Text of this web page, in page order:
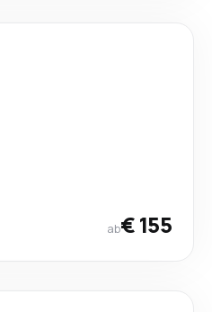
ab€ 155